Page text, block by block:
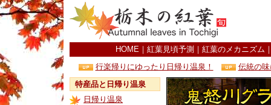
HOME ｜ 紅葉見頃予測 ｜ 紅葉のメカニズム
行楽帰りにゆったり日帰り温泉！
伝統の
特産品と日帰り温泉
日帰り温泉